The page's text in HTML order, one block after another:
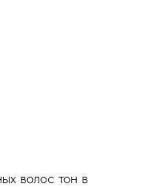
волос тон в